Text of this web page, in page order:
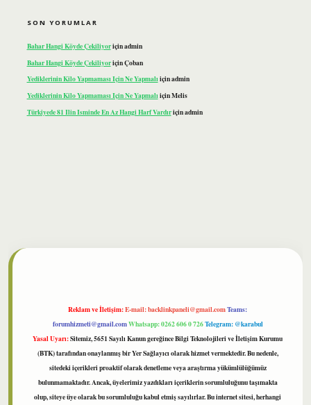
SON YORUMLAR
Bahar Hangi Köyde Çekiliyoriçinadmin
Bahar Hangi Köyde ÇekiliyoriçinÇoban
Yediklerinin Kilo Yapmaması Için Ne Yapmalıiçinadmin
Yediklerinin Kilo Yapmaması Için Ne YapmalıiçinMelis
Türkiyede 81 Ilin Isminde En Az Hangi Harf Vardıriçinadmin
Reklam ve İletişim:E-mail:backlinkpaneli@gmail.comTeams:
forumhizmeti@gmail.comWhatsapp: 0262 606 0 726Telegram: @karabul
Yasal Uyarı:Sitemiz, 5651 Sayılı Kanun gereğince Bilgi Teknolojileri ve İletişim Kurumu
(BTK) tarafından onaylanmış bir Yer Sağlayıcı olarak hizmet vermektedir. Bu nedenle,
sitedeki içerikleri proaktif olarak denetleme veya araştırma yükümlülüğümüz
bulunmamaktadır. Ancak, üyelerimiz yazdıkları içeriklerin sorumluluğunu taşımakta
olup, siteye üye olarak bu sorumluluğu kabul etmiş sayılırlar. Bu internet sitesi, herhangi